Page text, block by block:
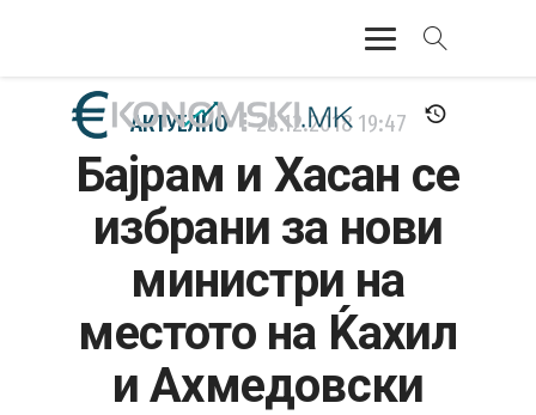
АКТУЕЛНО
ЕКОНОМИЈА
ФИНАНСИИ
БАНКАРСТВО
ЖИВОТ
АКТУЕЛНО 26.12.2018 19:47
Бајрам и Хасан се
избрани за нови
министри на
местото на Ќахил
и Ахмедовски